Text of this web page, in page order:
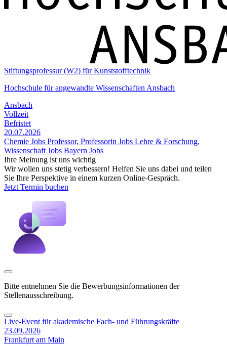
Stiftungsprofessur (W2) für Kunststofftechnik
Hochschule für angewandte Wissenschaften Ansbach
Ansbach
Vollzeit
Befristet
20.07.2026
Chemie Jobs Professor, Professorin Jobs Lehre & Forschung,
Wissenschaft Jobs Bayern Jobs
Ihre Meinung ist uns wichtig
Wir wollen uns stetig verbessern! Helfen Sie uns dabei und teilen
Sie Ihre Perspektive in einem kurzen Online-Gespräch.
Jetzt Termin buchen
Bitte entnehmen Sie die Bewerbungsinformationen der
Stellenausschreibung.
Live-Event für akademische Fach- und Führungskräfte
23.09.2026
Frankfurt am Main